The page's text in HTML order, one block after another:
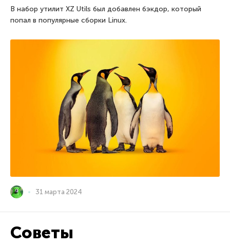
В набор утилит XZ Utils был добавлен бэкдор, который
попал в популярные сборки Linux.
31 марта 2024
Советы